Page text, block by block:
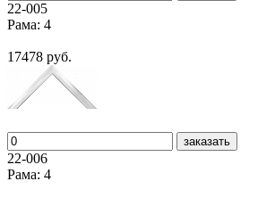
22-005
Рама: 4
17478 руб.
заказать
22-006
Рама: 4